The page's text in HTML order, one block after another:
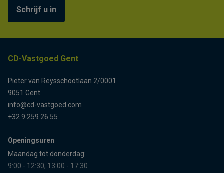
Schrijf u in
CD-Vastgoed Gent
Pieter van Reysschootlaan 2/0001
9051 Gent
info@cd-vastgoed.com
+32 9 259 26 55
Openingsuren
Maandag tot donderdag:
9:00 - 12:30, 13:00 - 17:30